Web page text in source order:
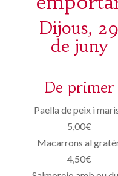
Dijous, 29
de juny
De primer
Paella de peix i
5,00€
Macarrons al
4,50€